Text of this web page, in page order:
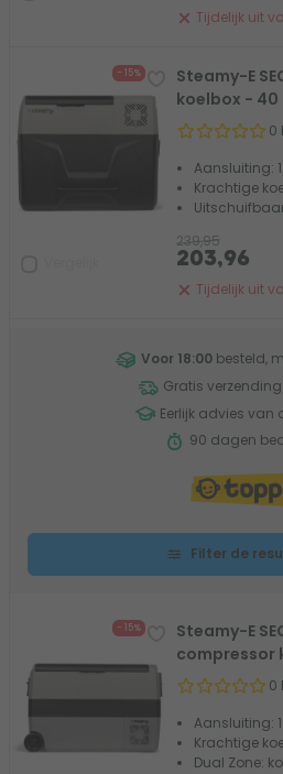
Tijdelijk uit
- 15%
Steamy-E
koelbox -
0
Aansluiting:
Krachtige
Tijdelijk uit
239,95
203,96
Voor 18:00 besteld,
Gratis
Eerlijk advies van
90 dagen
Filter de
- 15%
Steamy-E
compressor
0
Aansluiting:
Krachtige
Dual Zone: